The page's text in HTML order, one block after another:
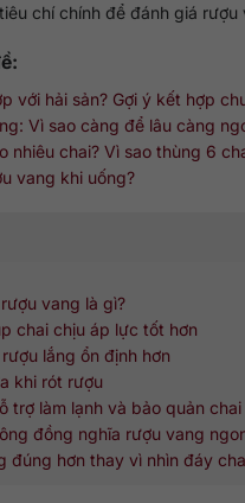
chí chính để đánh giá
với hải sản? Gợi ý kết hợp
Vì sao càng để lâu càng
nhiêu chai? Vì sao thùng 6
vang khi uống?
vang là gì?
chai chịu áp lực tốt hơn
lắng ổn định hơn
khi rót rượu
trợ làm lạnh và bảo quản chai
đồng nghĩa rượu vang
đúng hơn thay vì nhìn đáy